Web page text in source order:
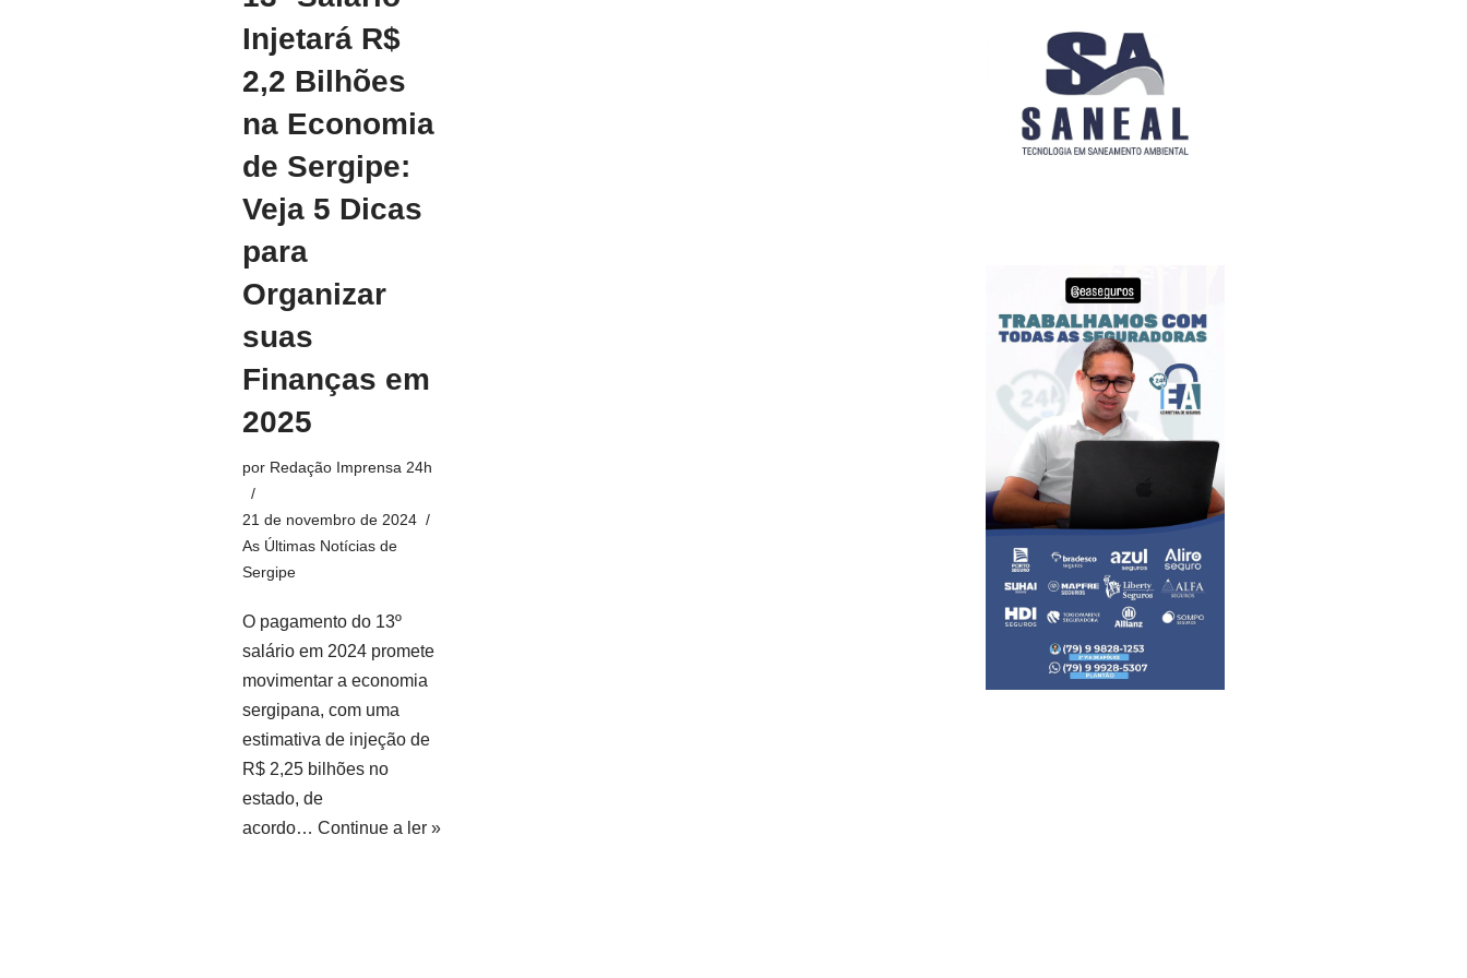
Injetará R$
2,2 Bilhões
na Economia
de Sergipe:
Veja 5 Dicas
para
Organizar
suas
Finanças em
2025
por Redação Imprensa 24h
21 de novembro de 2024
As Últimas Notícias de
Sergipe
O pagamento do 13º
salário em 2024 promete
movimentar a economia
sergipana, com uma
estimativa de injeção de
R$ 2,25 bilhões no
estado, de
acordo… Continue a ler »